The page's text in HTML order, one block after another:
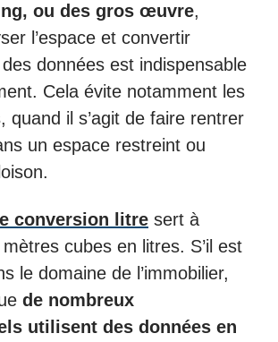
ou des gros œuvre,
l’espace et convertir
données est indispensable
Cela évite notamment les
quand il s’agit de faire rentrer
un espace restreint ou
conversion litre sert à
cubes en litres. S’il est
le domaine de l’immobilier,
de nombreux
utilisent des données en